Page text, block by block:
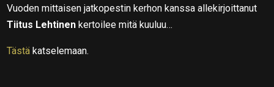
Vuoden mittaisen jatkopestin kerhon kanssa allekirjoittanut
Tiitus Lehtinenkertoilee mitä kuuluu…
Tästä katselemaan.